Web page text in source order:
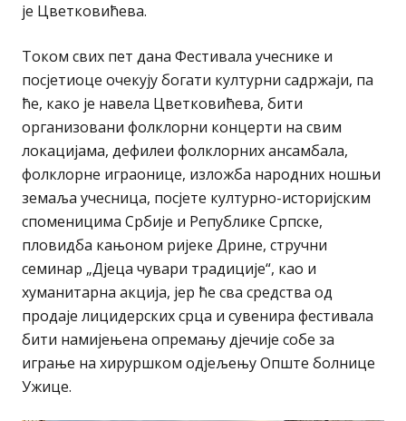
је Цветковићева.
Током свих пет дана Фестивала учеснике и
посјетиоце очекују богати културни садржаји, па
ће, како је навела Цветковићева, бити
организовани фолклорни концерти на свим
локацијама, дефилеи фолклорних ансамбала,
фолклорне играонице, изложба народних ношњи
земаља учесница, посјете културно-историјским
споменицима Србије и Републике Српске,
пловидба кањоном ријеке Дрине, стручни
семинар „Дјеца чувари традиције“, као и
хуманитарна акција, јер ће сва средства од
продаје лицидерских срца и сувенира фестивала
бити намијењена опремању дјечије собе за
играње на хируршком одјељењу Опште болнице
Ужице.